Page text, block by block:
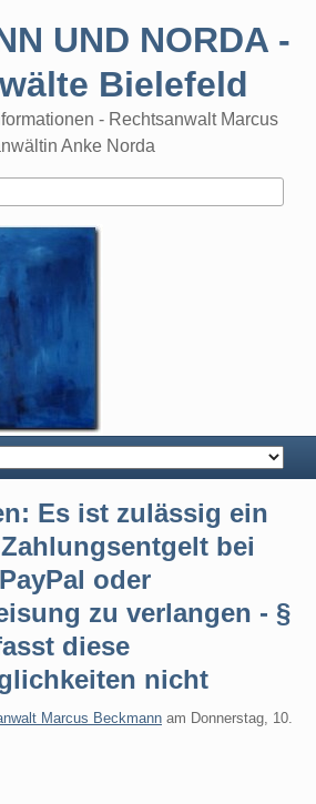
UND NORDA -
Bielefeld
- Rechtsanwalt Marcus
Anke Norda
Es ist zulässig ein
bei
oder
zu verlangen - §
diese
nicht
Marcus Beckmann am Donnerstag, 10.